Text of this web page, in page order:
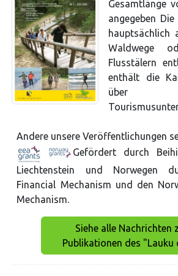
Gesamtlänge
angegeben
hauptsächlich
Waldwege
Flusstälern
enthält die
Andere unsere Veröffentlichungen
Gefördert durch
Liechtenstein und Norwegen
Financial Mechanism und den
Mechanism.
Siehe alle Nachrichten
Publikationen des "Lauku